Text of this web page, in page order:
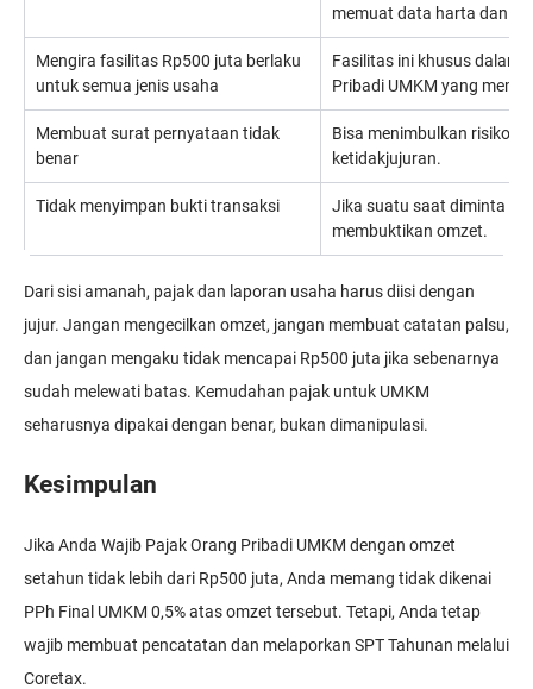
memuat data harta dan
Mengira fasilitas Rp500 juta berlaku
untuk semua jenis usaha
Fasilitas ini khusus dalam
Pribadi UMKM yang
Membuat surat pernyataan tidak
benar
Bisa menimbulkan risiko
ketidakjujuran.
Tidak menyimpan bukti transaksi
Jika suatu saat diminta
membuktikan omzet.
Dari sisi amanah, pajak dan laporan usaha harus diisi dengan
jujur. Jangan mengecilkan omzet, jangan membuat catatan palsu,
dan jangan mengaku tidak mencapai Rp500 juta jika sebenarnya
sudah melewati batas. Kemudahan pajak untuk UMKM
seharusnya dipakai dengan benar, bukan dimanipulasi.
Kesimpulan
Jika Anda Wajib Pajak Orang Pribadi UMKM dengan omzet
setahun tidak lebih dari Rp500 juta, Anda memang tidak dikenai
PPh Final UMKM 0,5% atas omzet tersebut. Tetapi, Anda tetap
wajib membuat pencatatan dan melaporkan SPT Tahunan melalui
Coretax.